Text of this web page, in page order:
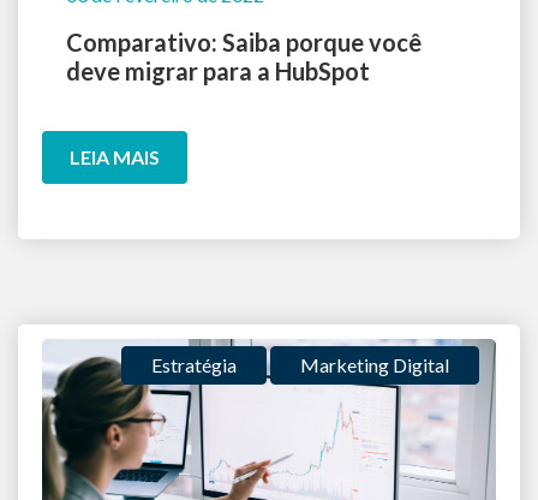
Comparativo: Saiba porque você
deve migrar para a HubSpot
LEIA MAIS
Estratégia Marketing Digital